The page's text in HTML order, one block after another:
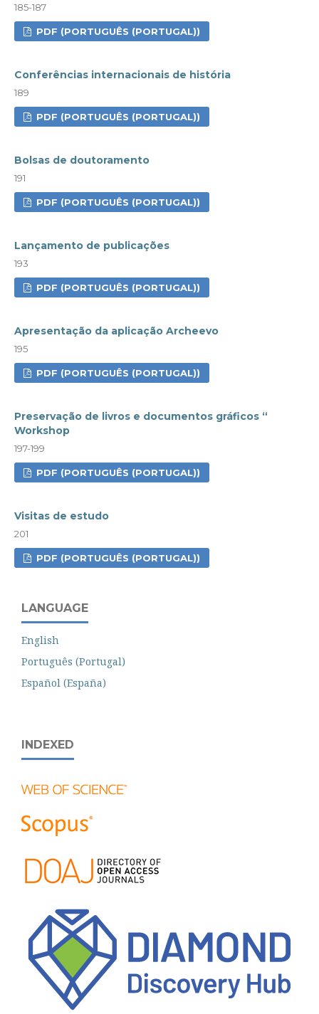
185-187
PDF (PORTUGUÊS (PORTUGAL))
Conferências internacionais de história
189
PDF (PORTUGUÊS (PORTUGAL))
Bolsas de doutoramento
191
PDF (PORTUGUÊS (PORTUGAL))
Lançamento de publicações
193
PDF (PORTUGUÊS (PORTUGAL))
Apresentação da aplicação Archeevo
195
PDF (PORTUGUÊS (PORTUGAL))
Preservação de livros e documentos gráficos “
Workshop
197-199
PDF (PORTUGUÊS (PORTUGAL))
Visitas de estudo
201
PDF (PORTUGUÊS (PORTUGAL))
LANGUAGE
English
Português (Portugal)
Español (España)
INDEXED